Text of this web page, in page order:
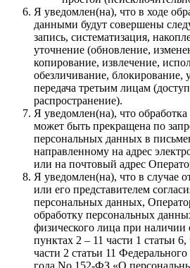
Я уведомлен(на), что в ходе
данными будут совершены
запись, систематизация,
уточнение (обновление,
копирование, извлечение,
обезличивание, блокирование,
передача третьим лицам
распространение).
Я уведомлен(на), что
может быть прекращена по
персональных данных в
направленному на адрес
или на почтовый адрес
Я уведомлен(на), что в случае
или его представителем
персональных данных,
обработку персональных
физического лица при
пунктах 2 – 11 части 1 статьи 6,
части 2 статьи 11
года No 152-ФЗ «О